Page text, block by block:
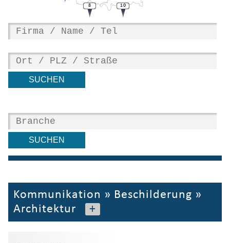
8 10
Kommunikation » Beschilderung »
Architektur
+